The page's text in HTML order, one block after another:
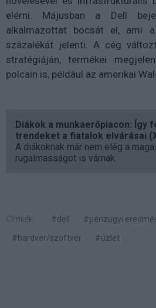
elérni. Májusban a Dell
alkalmazottat bocsát el, ami
százalékát jelenti. A cég
stratégiáján, termékei
polcain is, például az amerikai
Diákok a munkaerőpiacon: Így
trendeket a fiatalok elvárásai
A diákoknak már nem elég a
rugalmasságot is várnak.
Címkék: #dell
#pénzügyi
#hardver/szoftver
#üzlet